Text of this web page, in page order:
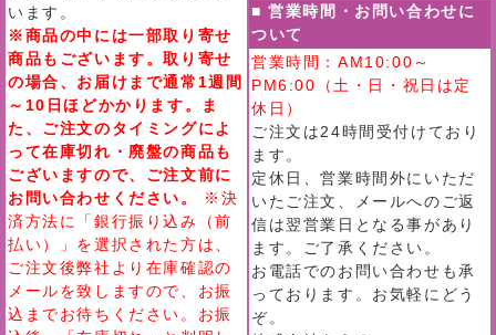
います。
※商品の中には一部取り寄せ
商品もございます。取り寄せ
の場合、お届けまで通常1週間
～10日ほどかかります。ま
た、ご注文のタイミングによ
って在庫切れ・廃盤の商品も
ございますので、ご注文前に
お問い合わせください。
※決
済方法に「銀行振り込み（前
払い）」を選択された方は、
ご注文後弊社より在庫確認の
メールを致しますので、お振
込までお待ちください。お振
■ 営業時間・お問い合わせに
ついて
営業時間：AM10:00～
PM6:00（土・日・祝日は定
休日）
ご注文は24時間受付けており
ます。
定休日、営業時間外にいただ
いたご注文、メールへのご返
信は翌営業日となる事があり
ます。ご了承ください。
お電話でのお問い合わせも承
っております。お気軽にどう
ぞ。